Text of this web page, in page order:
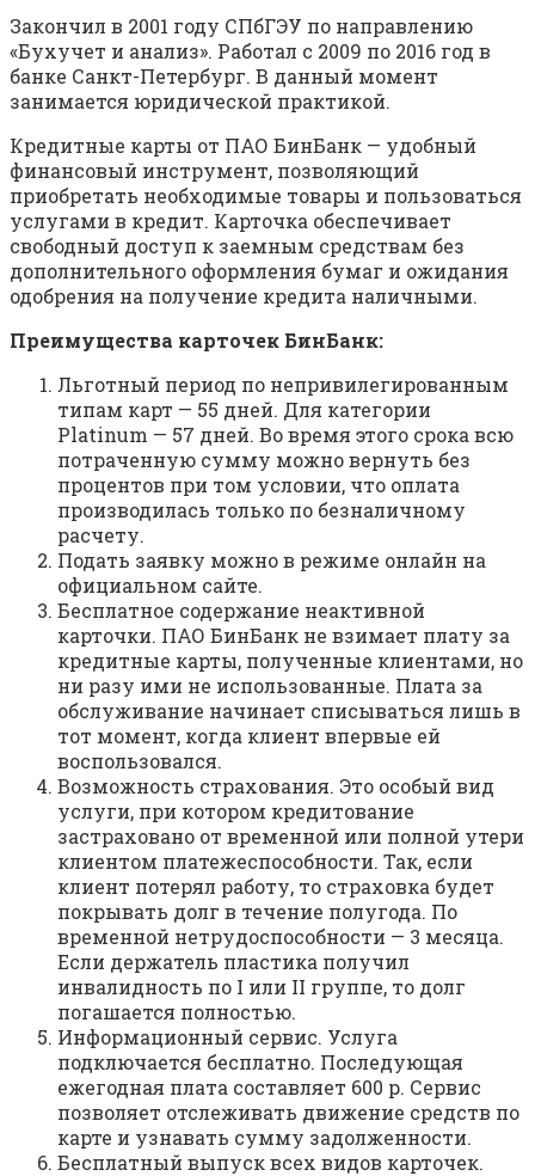
Закончил в 2001 году СПбГЭУ по направлению
«Бухучет и анализ». Работал с 2009 по 2016 год в
банке Санкт-Петербург. В данный момент
занимается юридической практикой.
Кредитные карты от ПАО БинБанк — удобный
финансовый инструмент, позволяющий
приобретать необходимые товары и пользоваться
услугами в кредит. Карточка обеспечивает
свободный доступ к заемным средствам без
дополнительного оформления бумаг и ожидания
одобрения на получение кредита наличными.
Преимущества карточек БинБанк:
Льготный период по непривилегированным
типам карт — 55 дней. Для категории
Platinum — 57 дней. Во время этого срока всю
потраченную сумму можно вернуть без
процентов при том условии, что оплата
производилась только по безналичному
расчету.
Подать заявку можно в режиме онлайн на
официальном сайте.
Бесплатное содержание неактивной
карточки. ПАО БинБанк не взимает плату за
кредитные карты, полученные клиентами, но
ни разу ими не использованные. Плата за
обслуживание начинает списываться лишь в
тот момент, когда клиент впервые ей
воспользовался.
Возможность страхования. Это особый вид
услуги, при котором кредитование
застраховано от временной или полной утери
клиентом платежеспособности. Так, если
клиент потерял работу, то страховка будет
покрывать долг в течение полугода. По
временной нетрудоспособности — 3 месяца.
Если держатель пластика получил
инвалидность по I или II группе, то долг
погашается полностью.
Информационный сервис. Услуга
подключается бесплатно. Последующая
ежегодная плата составляет 600 р. Сервис
позволяет отслеживать движение средств по
карте и узнавать сумму задолженности.
Бесплатный выпуск всех видов карточек.